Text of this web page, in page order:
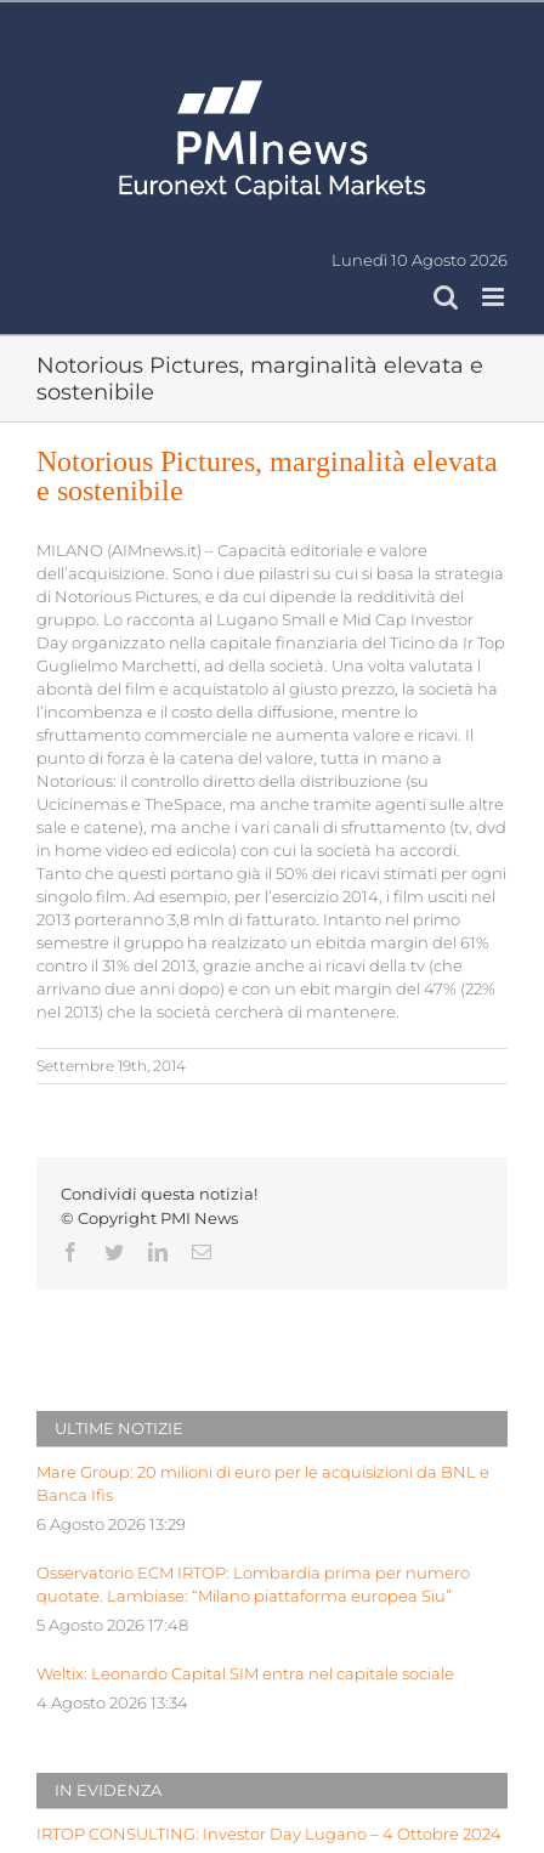
Lunedì 10 Agosto 2026
Notorious Pictures, marginalità elevata e
sostenibile
Notorious Pictures, marginalità elevata
e sostenibile
MILANO (AIMnews.it) – Capacità editoriale e valore
dell’acquisizione. Sono i due pilastri su cui si basa la strategia
di Notorious Pictures, e da cui dipende la redditività del
gruppo. Lo racconta al Lugano Small e Mid Cap Investor
Day organizzato nella capitale finanziaria del Ticino da Ir Top
Guglielmo Marchetti, ad della società. Una volta valutata l
abontà del film e acquistatolo al giusto prezzo, la società ha
l’incombenza e il costo della diffusione, mentre lo
sfruttamento commerciale ne aumenta valore e ricavi. Il
punto di forza è la catena del valore, tutta in mano a
Notorious: il controllo diretto della distribuzione (su
Ucicinemas e TheSpace, ma anche tramite agenti sulle altre
sale e catene), ma anche i vari canali di sfruttamento (tv, dvd
in home video ed edicola) con cui la società ha accordi.
Tanto che questi portano già il 50% dei ricavi stimati per ogni
singolo film. Ad esempio, per l’esercizio 2014, i film usciti nel
2013 porteranno 3,8 mln di fatturato. Intanto nel primo
semestre il gruppo ha realzizato un ebitda margin del 61%
contro il 31% del 2013, grazie anche ai ricavi della tv (che
arrivano due anni dopo) e con un ebit margin del 47% (22%
nel 2013) che la società cercherà di mantenere.
Settembre 19th, 2014
Condividi questa notizia!
© Copyright PMI News
Facebook
TwitterLinkedInEmail
ULTIME NOTIZIE
Mare Group: 20 milioni di euro per le acquisizioni da BNL e
Banca Ifis
6 Agosto 2026 13:29
Osservatorio ECM IRTOP: Lombardia prima per numero
quotate. Lambiase: “Milano piattaforma europea Siu”
5 Agosto 2026 17:48
Weltix: Leonardo Capital SIM entra nel capitale sociale
4 Agosto 2026 13:34
IN EVIDENZA
IRTOP CONSULTING: Investor Day Lugano – 4 Ottobre 2024